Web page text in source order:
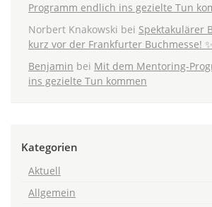
Programm endlich ins gezielte Tun
Norbert Knakowski bei Spektakulärer
kurz vor der Frankfurter Buchmesse! ✨
Benjamin bei Mit dem Mentoring-
ins gezielte Tun kommen
Kategorien
Aktuell
Allgemein